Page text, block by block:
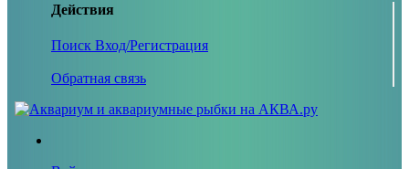
Действия
Поиск Вход/Регистрация
Обратная связь